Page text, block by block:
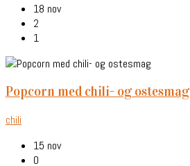
18 nov
2
1
popcorn med chili- og ostesmag
chili
15 nov
0